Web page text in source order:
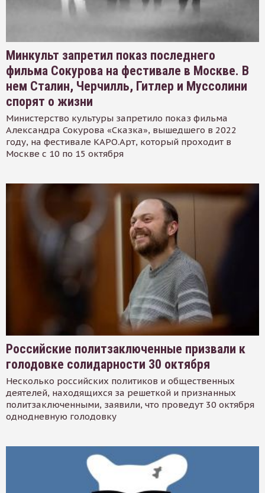
Минкульт запретил показ последнего
фильма Сокурова на фестивале в Москве. В
нем Сталин, Черчилль, Гитлер и Муссолини
спорят о жизни
Министерство культуры запретило показ фильма
Александра Сокурова «Сказка», вышедшего в 2022
году, на фестивале КАРО.Арт, который проходит в
Москве с 10 по 15 октября
Российские политзаключенные призвали к
голодовке солидарности 30 октября
Несколько российских политиков и общественных
деятелей, находящихся за решеткой и признанных
политзаключенными, заявили, что проведут 30 октября
однодневную голодовку